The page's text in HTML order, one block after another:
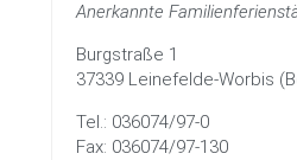
Anerkannte
Burgstraße 1
37339 Leinefelde-Worbis
Tel.: 036074/97-0
Fax: 036074/97-130